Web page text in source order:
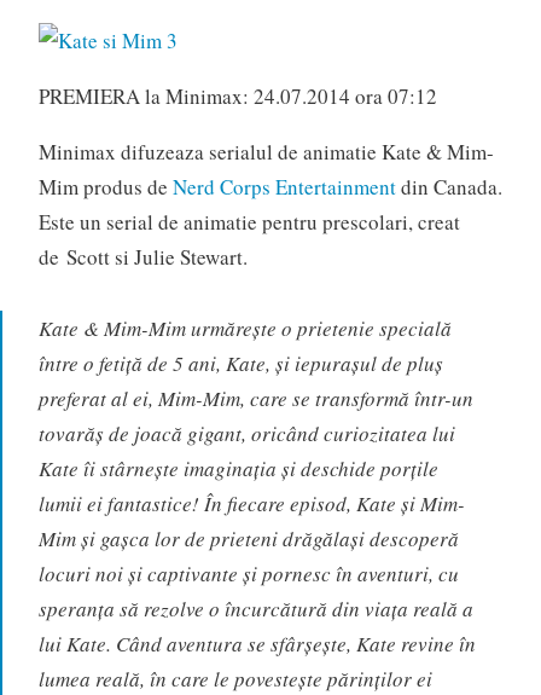
PREMIERA la Minimax: 24.07.2014 ora 07:12
Minimax difuzeaza serialul de animatie Kate & Mim-
Mim produs de Nerd Corps Entertainmentdin Canada.
Este un serial de animatie pentru prescolari, creat
de Scott si Julie Stewart.
Kate & Mim-Mim urmăreşte o prietenie specială
între o fetiţă de 5 ani, Kate, şi iepuraşul de pluş
preferat al ei, Mim-Mim, care se transformă într-un
tovarăş de joacă gigant, oricând curiozitatea lui
Kate îi stârneşte imaginaţia şi deschide porţile
lumii ei fantastice! În fiecare episod, Kate şi Mim-
Mim şi gaşca lor de prieteni drăgălaşi descoperă
locuri noi şi captivante şi pornesc în aventuri, cu
speranţa să rezolve o încurcătură din viaţa reală a
lui Kate. Când aventura se sfârşeşte, Kate revine în
lumea reală, în care le povesteşte părinţilor ei